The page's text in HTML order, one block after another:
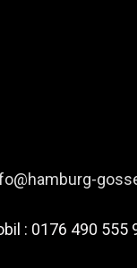
: 0176 490 555